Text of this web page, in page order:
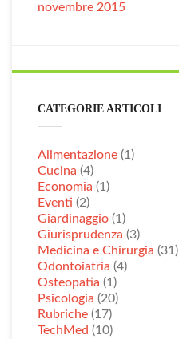
novembre 2015
CATEGORIE ARTICOLI
Alimentazione (1)
Cucina (4)
Economia (1)
Eventi (2)
Giardinaggio (1)
Giurisprudenza (3)
Medicina e Chirurgia (31)
Odontoiatria (4)
Osteopatia (1)
Psicologia (20)
Rubriche (17)
TechMed (10)